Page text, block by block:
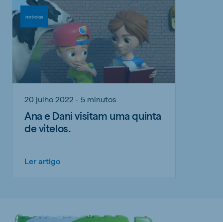
noticias
20 julho 2022 - 5 minutos
Ana e Dani visitam uma quinta
de vitelos.
Ler artigo